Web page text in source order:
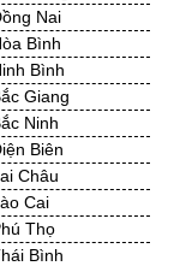
Giang
Tre
Mau
Giang
An
Ninh
Vinh
Dương
Ninh
Nai
Bình
Bình
Giang
Ninh
Biên
Châu
Cai
Thọ
Bình